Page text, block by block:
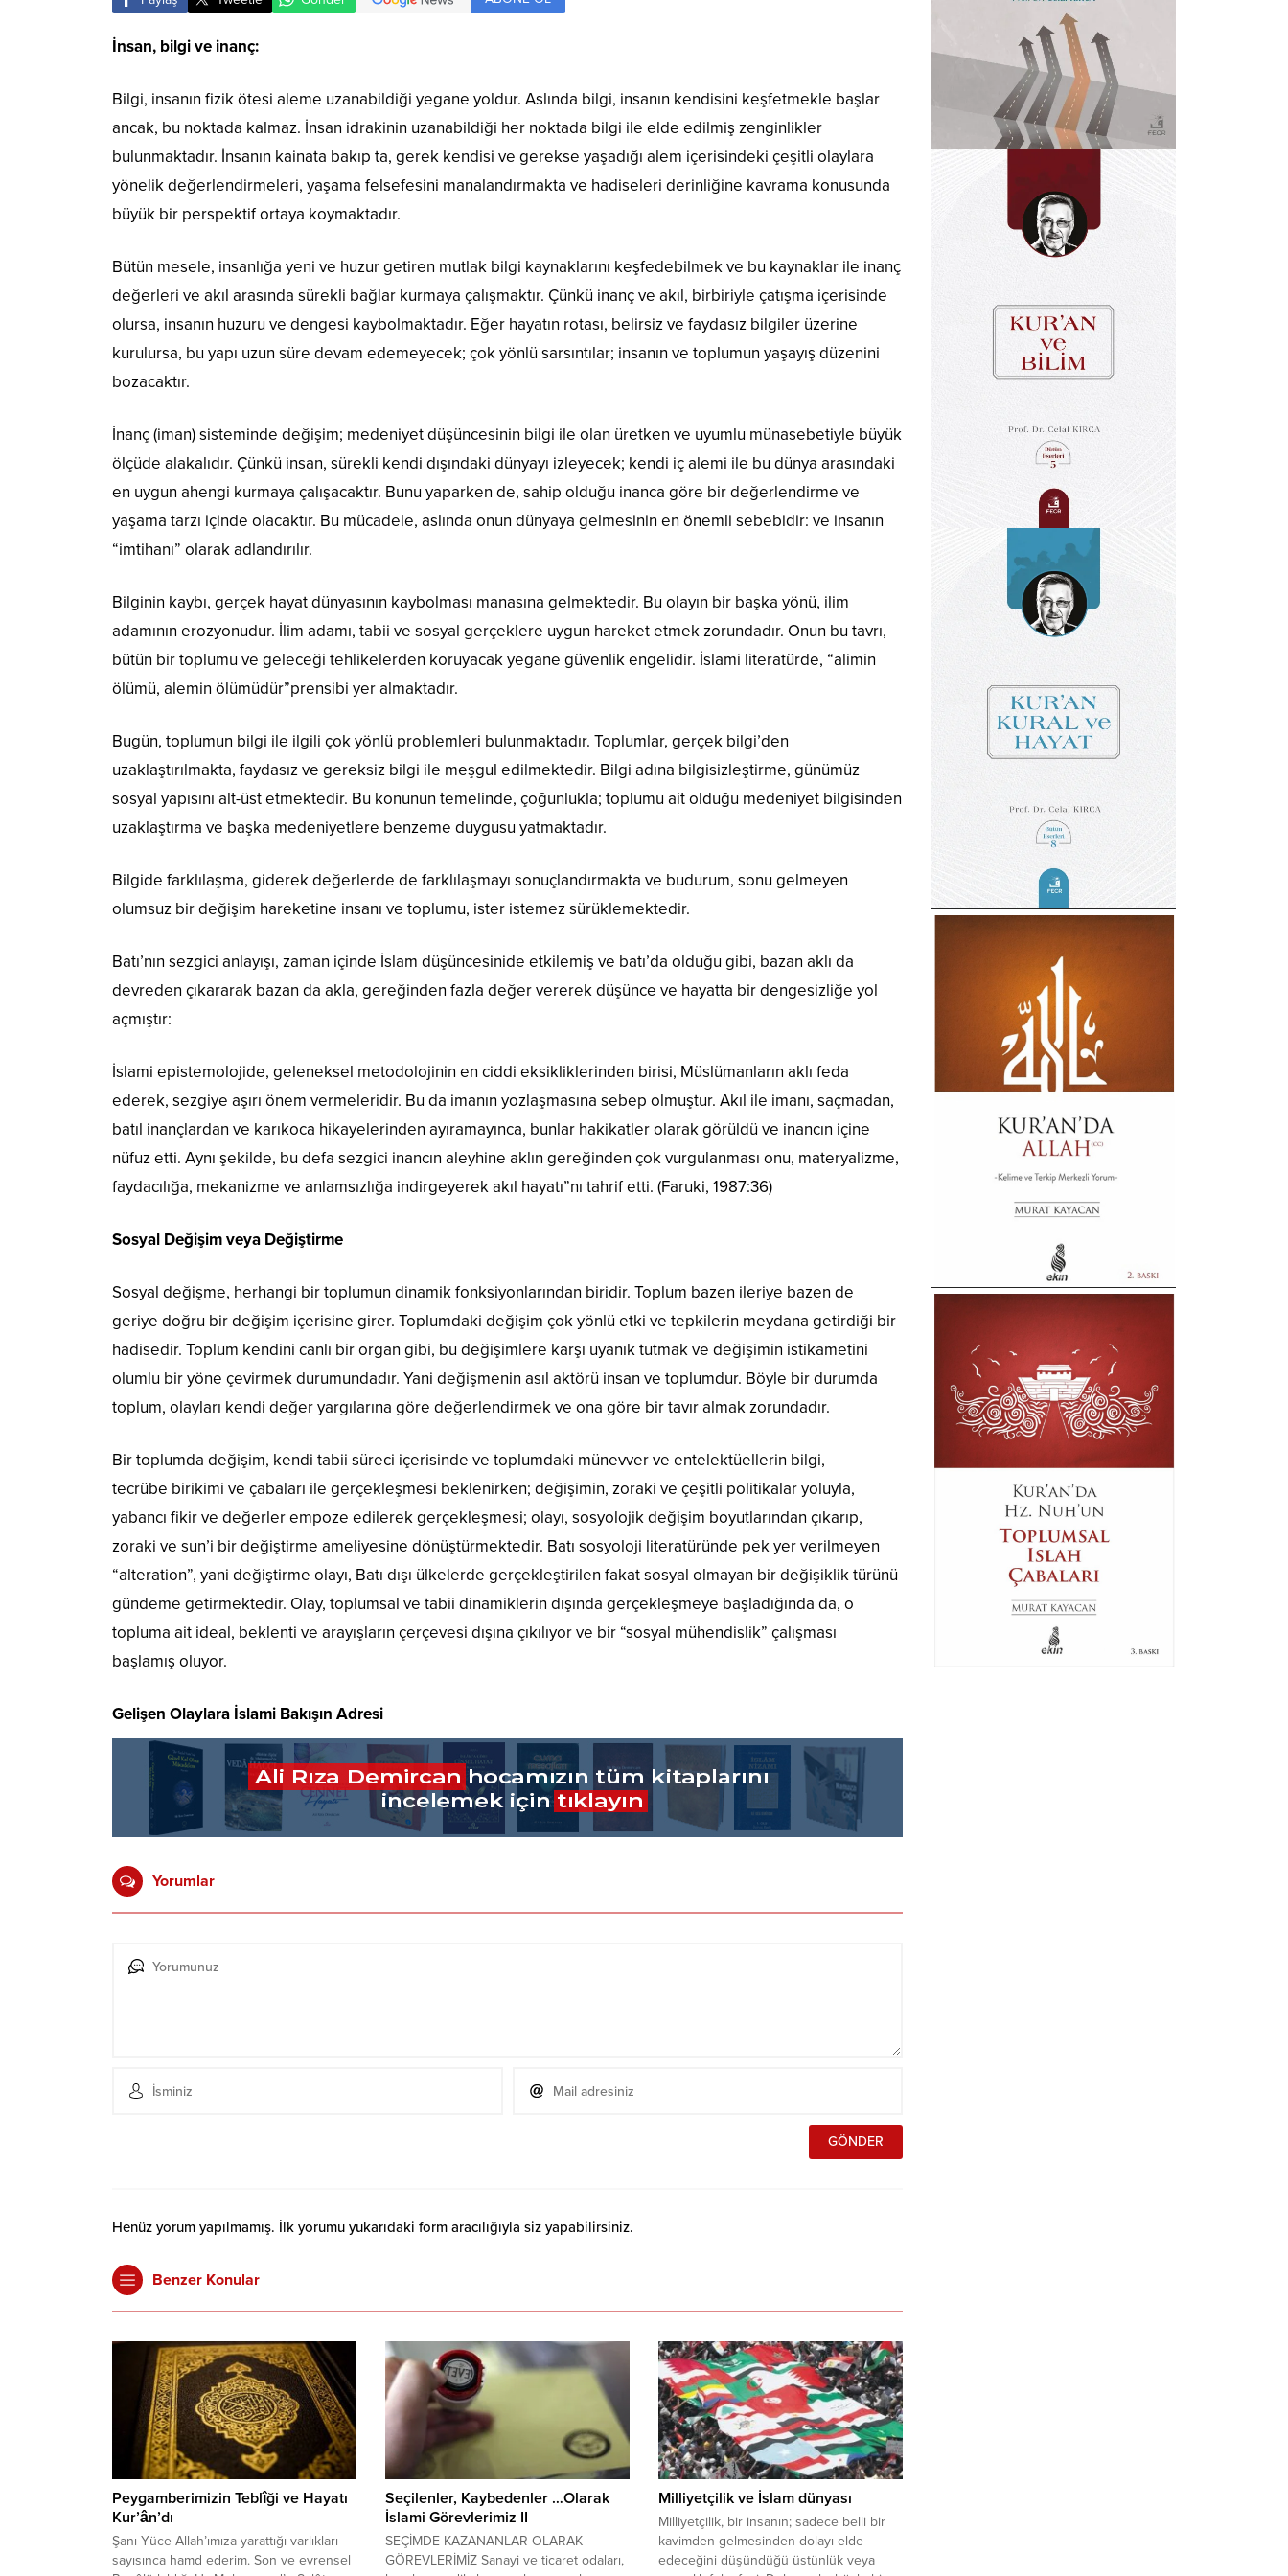
İnsan, bilgi ve inanç:
Bilgi, insanın fizik ötesi aleme uzanabildiği yegane yoldur. Aslında bilgi, insanın kendisini keşfetmekle başlar
ancak, bu noktada kalmaz. İnsan idrakinin uzanabildiği her noktada bilgi ile elde edilmiş zenginlikler
bulunmaktadır. İnsanın kainata bakıp ta, gerek kendisi ve gerekse yaşadığı alem içerisindeki çeşitli olaylara
yönelik değerlendirmeleri, yaşama felsefesini manalandırmakta ve hadiseleri derinliğine kavrama konusunda
büyük bir perspektif ortaya koymaktadır.
Bütün mesele, insanlığa yeni ve huzur getiren mutlak bilgi kaynaklarını keşfedebilmek ve bu kaynaklar ile inanç
değerleri ve akıl arasında sürekli bağlar kurmaya çalışmaktır. Çünkü inanç ve akıl, birbiriyle çatışma içerisinde
olursa, insanın huzuru ve dengesi kaybolmaktadır. Eğer hayatın rotası, belirsiz ve faydasız bilgiler üzerine
kurulursa, bu yapı uzun süre devam edemeyecek; çok yönlü sarsıntılar; insanın ve toplumun yaşayış düzenini
bozacaktır.
İnanç (iman) sisteminde değişim; medeniyet düşüncesinin bilgi ile olan üretken ve uyumlu münasebetiyle büyük
ölçüde alakalıdır. Çünkü insan, sürekli kendi dışındaki dünyayı izleyecek; kendi iç alemi ile bu dünya arasındaki
en uygun ahengi kurmaya çalışacaktır. Bunu yaparken de, sahip olduğu inanca göre bir değerlendirme ve
yaşama tarzı içinde olacaktır. Bu mücadele, aslında onun dünyaya gelmesinin en önemli sebebidir: ve insanın
“imtihanı” olarak adlandırılır.
Bilginin kaybı, gerçek hayat dünyasının kaybolması manasına gelmektedir. Bu olayın bir başka yönü, ilim
adamının erozyonudur. İlim adamı, tabii ve sosyal gerçeklere uygun hareket etmek zorundadır. Onun bu tavrı,
bütün bir toplumu ve geleceği tehlikelerden koruyacak yegane güvenlik engelidir. İslami literatürde, “alimin
ölümü, alemin ölümüdür”prensibi yer almaktadır.
Bugün, toplumun bilgi ile ilgili çok yönlü problemleri bulunmaktadır. Toplumlar, gerçek bilgi’den
uzaklaştırılmakta, faydasız ve gereksiz bilgi ile meşgul edilmektedir. Bilgi adına bilgisizleştirme, günümüz
sosyal yapısını alt-üst etmektedir. Bu konunun temelinde, çoğunlukla; toplumu ait olduğu medeniyet bilgisinden
uzaklaştırma ve başka medeniyetlere benzeme duygusu yatmaktadır.
Bilgide farklılaşma, giderek değerlerde de farklılaşmayı sonuçlandırmakta ve budurum, sonu gelmeyen
olumsuz bir değişim hareketine insanı ve toplumu, ister istemez sürüklemektedir.
Batı’nın sezgici anlayışı, zaman içinde İslam düşüncesinide etkilemiş ve batı’da olduğu gibi, bazan aklı da
devreden çıkararak bazan da akla, gereğinden fazla değer vererek düşünce ve hayatta bir dengesizliğe yol
açmıştır:
İslami epistemolojide, geleneksel metodolojinin en ciddi eksikliklerinden birisi, Müslümanların aklı feda
ederek, sezgiye aşırı önem vermeleridir. Bu da imanın yozlaşmasına sebep olmuştur. Akıl ile imanı, saçmadan,
batıl inançlardan ve karıkoca hikayelerinden ayıramayınca, bunlar hakikatler olarak görüldü ve inancın içine
nüfuz etti. Aynı şekilde, bu defa sezgici inancın aleyhine aklın gereğinden çok vurgulanması onu, materyalizme,
faydacılığa, mekanizme ve anlamsızlığa indirgeyerek akıl hayatı”nı tahrif etti. (Faruki, 1987:36)
Sosyal Değişim veya Değiştirme
Sosyal değişme, herhangi bir toplumun dinamik fonksiyonlarından biridir. Toplum bazen ileriye bazen de
geriye doğru bir değişim içerisine girer. Toplumdaki değişim çok yönlü etki ve tepkilerin meydana getirdiği bir
hadisedir. Toplum kendini canlı bir organ gibi, bu değişimlere karşı uyanık tutmak ve değişimin istikametini
olumlu bir yöne çevirmek durumundadır. Yani değişmenin asıl aktörü insan ve toplumdur. Böyle bir durumda
toplum, olayları kendi değer yargılarına göre değerlendirmek ve ona göre bir tavır almak zorundadır.
Bir toplumda değişim, kendi tabii süreci içerisinde ve toplumdaki münevver ve entelektüellerin bilgi,
tecrübe birikimi ve çabaları ile gerçekleşmesi beklenirken; değişimin, zoraki ve çeşitli politikalar yoluyla,
yabancı fikir ve değerler empoze edilerek gerçekleşmesi; olayı, sosyolojik değişim boyutlarından çıkarıp,
zoraki ve sun’i bir değiştirme ameliyesine dönüştürmektedir. Batı sosyoloji literatüründe pek yer verilmeyen
“alteration”, yani değiştirme olayı, Batı dışı ülkelerde gerçekleştirilen fakat sosyal olmayan bir değişiklik türünü
gündeme getirmektedir. Olay, toplumsal ve tabii dinamiklerin dışında gerçekleşmeye başladığında da, o
topluma ait ideal, beklenti ve arayışların çerçevesi dışına çıkılıyor ve bir “sosyal mühendislik” çalışması
başlamış oluyor.
Gelişen Olaylara İslami Bakışın Adresi
Yorumlar
Henüz yorum yapılmamış. İlk yorumu yukarıdaki form aracılığıyla siz yapabilirsiniz.
Benzer Konular
Peygamberimizin Teblîği ve Hayatı
Kur’ân’dı
Şanı Yüce Allah’ımıza yarattığı varlıkları
sayısınca hamd ederim. Son ve evrensel
Seçilenler, Kaybedenler …Olarak
İslami Görevlerimiz II
SEÇİMDE KAZANANLAR OLARAK
GÖREVLERİMİZ Sanayi ve ticaret odaları,
Milliyetçilik ve İslam dünyası
Milliyetçilik, bir insanın; sadece belli bir
kavimden gelmesinden dolayı elde
edeceğini düşündüğü üstünlük veya